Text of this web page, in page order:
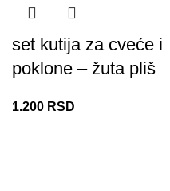
set kutija za cveće i
poklone – žuta pliš
1.200 RSD